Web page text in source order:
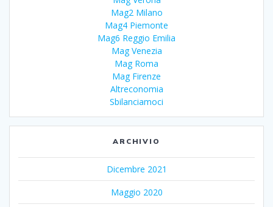
Mag2 Milano
Mag4 Piemonte
Mag6 Reggio Emilia
Mag Venezia
Mag Roma
Mag Firenze
Altreconomia
Sbilanciamoci
ARCHIVIO
Dicembre 2021
Maggio 2020